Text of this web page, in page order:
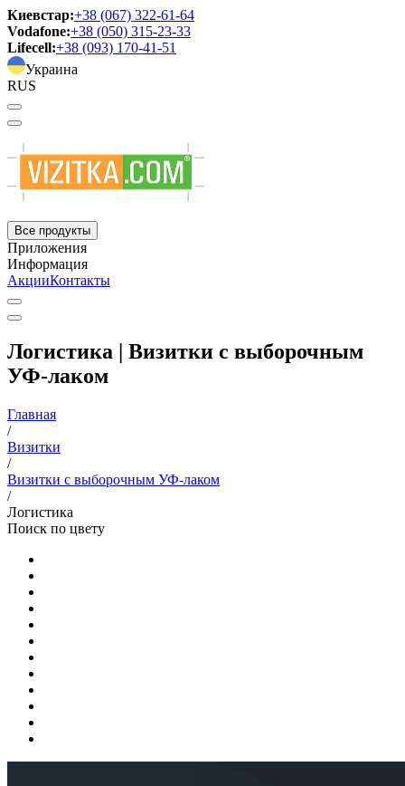
Киевстар:+38 (067) 322-61-64
Vodafone:+38 (050) 315-23-33
Lifecell:+38 (093) 170-41-51
Украина
RUS
Все продукты
Приложения
Информация
АкцииКонтакты
Логистика | Визитки с выборочным
УФ-лаком
Главная
/
Визитки
/
Визитки с выборочным УФ-лаком
/
Логистика
Поиск по цвету